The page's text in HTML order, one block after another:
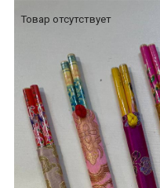
Товар отсутствует